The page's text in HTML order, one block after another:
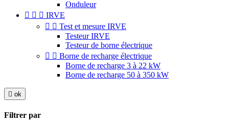
Onduleur
   IRVE
  Test et mesure IRVE
Testeur IRVE
Testeur de borne électrique
  Borne de recharge électrique
Borne de recharge 3 à 22 kW
Borne de recharge 50 à 350 kW
 ok
Filtrer par